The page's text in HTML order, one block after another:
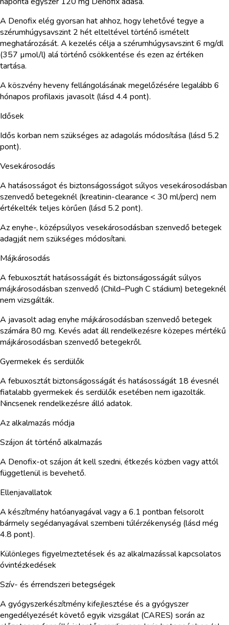
A Denofix elég gyorsan hat ahhoz, hogy lehetővé tegye a
szérumhúgysavszint 2 hét elteltével történő ismételt
meghatározását. A kezelés célja a szérumhúgysavszint 6 mg/dl
(357 µmol/l) alá történő csökkentése és ezen az értéken
tartása.
A köszvény heveny fellángolásának megelőzésére legalább 6
hónapos profilaxis javasolt (lásd 4.4 pont).
Idősek
Idős korban nem szükséges az adagolás módosítása (lásd 5.2
pont).
Vesekárosodás
A hatásosságot és biztonságosságot súlyos vesekárosodásban
szenvedő betegeknél (kreatinin-clearance < 30 ml/perc) nem
értékelték teljes körűen (lásd 5.2 pont).
Az enyhe-, középsúlyos vesekárosodásban szenvedő betegek
adagját nem szükséges módosítani.
Májkárosodás
A febuxosztát hatásosságát és biztonságosságát súlyos
májkárosodásban szenvedő (Child–Pugh C stádium) betegeknél
nem vizsgálták.
A javasolt adag enyhe májkárosodásban szenvedő betegek
számára 80 mg. Kevés adat áll rendelkezésre közepes mértékű
májkárosodásban szenvedő betegekről.
Gyermekek és serdülők
A febuxosztát biztonságosságát és hatásosságát 18 évesnél
fiatalabb gyermekek és serdülők esetében nem igazolták.
Nincsenek rendelkezésre álló adatok.
Az alkalmazás módja
Szájon át történő alkalmazás
A Denofix-ot szájon át kell szedni, étkezés közben vagy attól
függetlenül is bevehető.
Ellenjavallatok
A készítmény hatóanyagával vagy a 6.1 pontban felsorolt
bármely segédanyagával szembeni túlérzékenység (lásd még
4.8 pont).
Különleges figyelmeztetések és az alkalmazással kapcsolatos
óvintézkedések
Szív- és érrendszeri betegségek
A gyógyszerkészítmény kifejlesztése és a gyógyszer
engedélyezését követő egyik vizsgálat (CARES) során az